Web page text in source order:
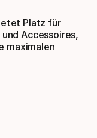
Platz für
Accessoires,
maximalen